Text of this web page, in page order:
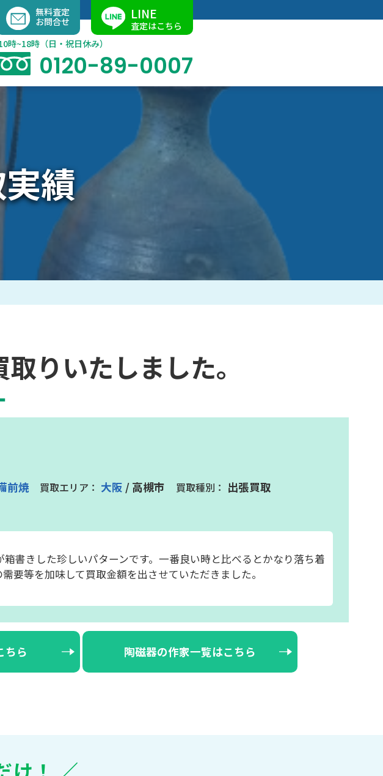
ブログ
掛軸買取
美術品・古美術品買取
ジュエリー・ウォッチ買取
店舗での買取
名古屋店
求人情報
無料査定
お問合せ
LINE
査定はこちら
時~18時（日・祝日休み）
0120-89-0007
績
りいたしました。
前焼 大阪 / 高槻市
出張買取
書きした珍しいパターンです。一番良い時と比べるとかなり落ち着
要等を加味して買取金額を出させていただきました。
ちら 陶磁器の作家一覧はこちら